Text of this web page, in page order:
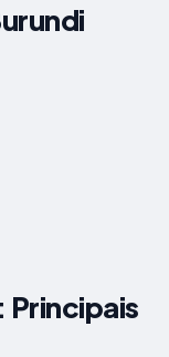
Principais